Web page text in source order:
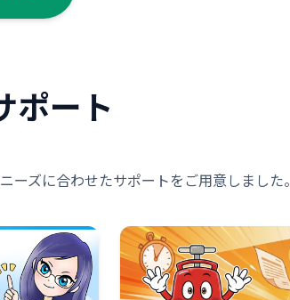
ポート
ズに合わせたサポートをご用意しました。